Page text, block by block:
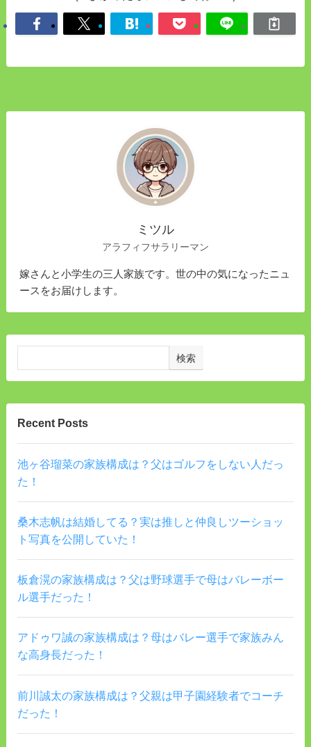
ミツル
アラフィフサラリーマン
嫁さんと小学生の三人家族です。世の中の気になったニュ
ースをお届けします。
検索
Recent Posts
池ヶ谷瑠菜の家族構成は？父はゴルフをしない人だっ
た！
桑木志帆は結婚してる？実は推しと仲良しツーショッ
ト写真を公開していた！
板倉滉の家族構成は？父は野球選手で母はバレーボー
ル選手だった！
アドゥワ誠の家族構成は？母はバレー選手で家族みん
な高身長だった！
前川誠太の家族構成は？父親は甲子園経験者でコーチ
だった！